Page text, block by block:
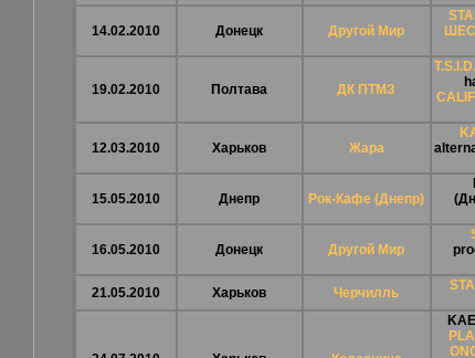
14.02.2010 Донецк Другой Мир
19.02.2010 Полтава ДК ПТМЗ
T.S.I.D.
12.03.2010 Харьков Жара
15.05.2010 Днепр Рок-Кафе (Днепр)
16.05.2010 Донецк Другой Мир
21.05.2010 Харьков Черчилль